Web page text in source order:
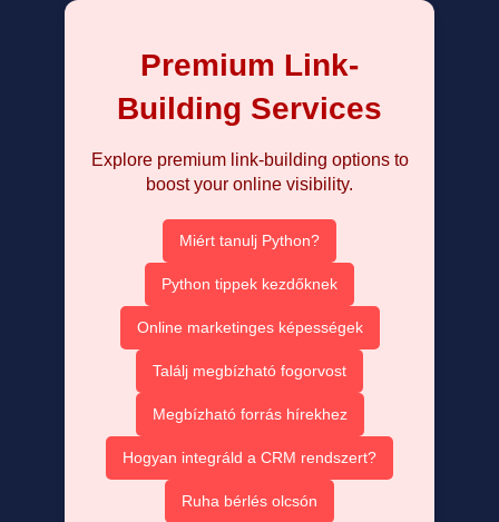
Premium Link-
Building Services
Explore premium link-building options to
boost your online visibility.
Miért tanulj Python?
Python tippek kezdőknek
Online marketinges képességek
Találj megbízható fogorvost
Megbízható forrás hírekhez
Hogyan integráld a CRM rendszert?
Ruha bérlés olcsón